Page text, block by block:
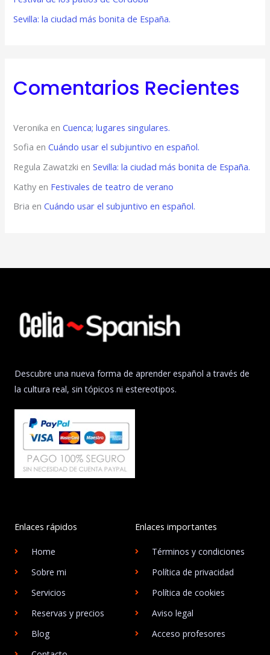
Sevilla: la ciudad más bonita de España.
Comentarios Recientes
Veronika enCuenca; lugares singulares.
Sofia enCuándo usar el subjuntivo en español.
Regula Zawatzki enSevilla: la ciudad más bonita de España.
Kathy en Festivales de teatro de verano
Bria enCuándo usar el subjuntivo en español.
Descubre una nueva forma de aprender español a través de
la cultura real, sin tópicos ni estereotipos.
Enlaces rápidos
Home
Sobre mi
Servicios
Reservas y precios
Blog
Enlaces importantes
Términos y condiciones
Política de privacidad
Política de cookies
Aviso legal
Acceso profesores